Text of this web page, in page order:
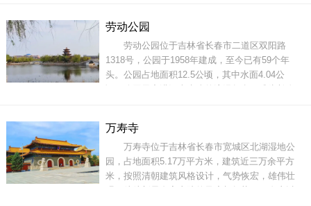
北五十峰之一，比猫耳山还高369米，峰顶约有18
万平方米的高山草甸，峰顶不长树木，只生长着
低矮的草本植
劳动公园
劳动公园位于吉林省长春市二道区双阳路
1318号，公园于1958年建成，至今已有59个年
头。公园占地面积12.5公顷，其中水面4.04公
中国北方古典建筑风格，公园北门入口的“四柱三
门七楼七踩”牌楼，是公园的标志性建筑。该牌楼
高11.7
万寿寺
万寿寺位于吉林省长春市宽城区北湖湿地公
园，占地面积5.17万平方米，建筑近三万余平方
米，按照清朝建筑风格设计，气势恢宏，雄伟壮